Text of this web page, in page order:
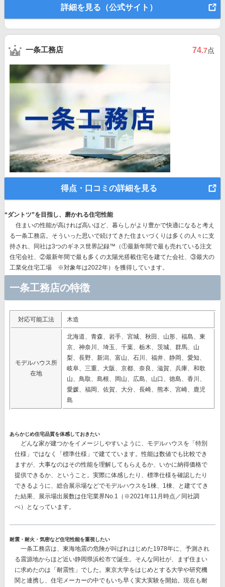
詳細を見る（公式サイト）
一条工務店 74.7点
得点・口コミの詳細を見る
“ダントツ”を目指し、磨かれる住宅性能
住まいの性能が高ければ高いほど、暮らしがより豊かで快適になると考え
る一条工務店。そういった思いで続けてきた住まいづくりは多くの人々に支
持され、同社は3つのギネス世界記録™（①最新年間で最も売れている注文
住宅会社、②最新年間で最も多くの太陽光搭載住宅を建てた会社、③最大の
工業化住宅工場 ※対象年は2022年）を獲得しています。
一条工務店の特徴
対応可能工法 木造
モデルハウス所
在地
北海道、青森、岩手、宮城、秋田、山形、福島、東
京、神奈川、埼玉、千葉、栃木、茨城、群馬、山
梨、長野、新潟、富山、石川、福井、静岡、愛知、
岐阜、三重、大阪、京都、奈良、滋賀、兵庫、和歌
山、鳥取、島根、岡山、広島、山口、徳島、香川、
愛媛、福岡、佐賀、大分、長崎、熊本、宮崎、鹿児
島
あらかじめ住宅品質を体感しておきたい
どんな家が建つかをイメージしやすいように、モデルハウスを「特別
仕様」ではなく「標準仕様」で建てています。性能は数値でも比較でき
ますが、大事なのはその性能を理解してもらえるか、いかに納得価格で
提供できるか、ということ。実際に体感したり、標準仕様を確認したり
できるように、総合展示場などでモデルハウスを1棟、1棟、と建ててき
た結果、 展示場出展数は住宅業界No.1 （※2021年11月時点／同社調
べ）となっています。
耐震・耐火・気密など住宅性能を重視したい
一条工務店は、東海地震の危険が叫ばれはじめた1978年に、予測され
る震源地からほど近い静岡県浜松市で誕生。そんな同社が、まず住まい
に求めたのは「耐震性」でした。東京大学をはじめとする大学や研究機
関と連携し、住宅メーカーの中でもいち早く実大実験を開始。現在も耐